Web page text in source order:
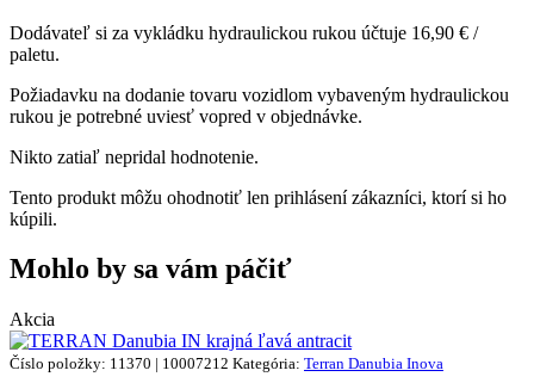
Dodávateľ si za vykládku hydraulickou rukou účtuje 16,90 € /
paletu.
Požiadavku na dodanie tovaru vozidlom vybaveným hydraulickou
rukou je potrebné uviesť vopred v objednávke.
Nikto zatiaľ nepridal hodnotenie.
Tento produkt môžu ohodnotiť len prihlásení zákazníci, ktorí si ho
kúpili.
Mohlo by sa vám páčiť
Akcia
Číslo položky: 11370 | 10007212 Kategória: Terran Danubia Inova